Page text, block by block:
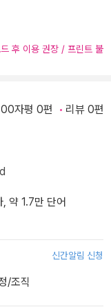
후 이용 권장 / 프린트 불
자평 0편 리뷰 0편
약 1.7만 단어
신간알림 신청
/조직